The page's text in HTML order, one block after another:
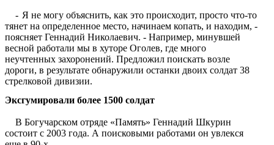
- Я не могу объяснить, как это происходит, просто что-то
тянет на определенное место, начинаем копать, и находим, -
поясняет Геннадий Николаевич. - Например, минувшей
весной работали мы в хуторе Оголев, где много
неучтенных захоронений. Предложил поискать возле
дороги, в результате обнаружили останки двоих солдат 38
стрелковой дивизии.
Эксгумировали более 1500 солдат
В Богучарском отряде «Память» Геннадий Шкурин
состоит с 2003 года. А поисковыми работами он увлекся